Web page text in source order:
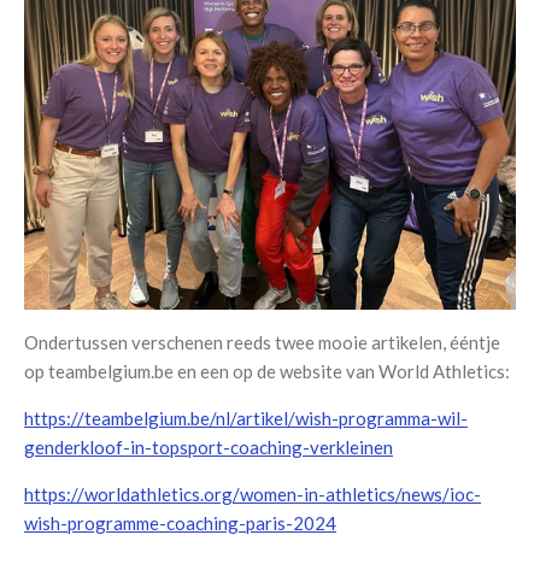
Ondertussen verschenen reeds twee mooie artikelen, ééntje
op teambelgium.be en een op de website van World Athletics:
https://teambelgium.be/nl/artikel/wish-programma-wil-
genderkloof-in-topsport-coaching-verkleinen
https://worldathletics.org/women-in-athletics/news/ioc-
wish-programme-coaching-paris-2024